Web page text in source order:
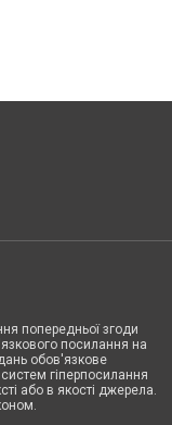
попередньої згоди
посилання на
обов'язкове
гіперпосилання
або в якості джерела.